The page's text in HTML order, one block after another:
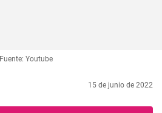
Fuente: Youtube
15 de junio de 2022